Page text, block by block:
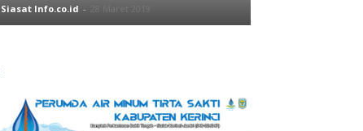
Siasat Info.co.id -